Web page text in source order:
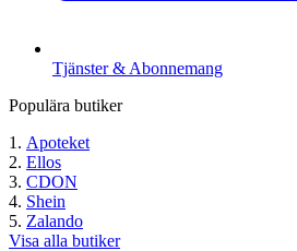
Tjänster & Abonnemang
Populära butiker
Apoteket
Ellos
CDON
Shein
Zalando
Visa alla butiker